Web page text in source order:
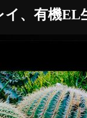
、有機